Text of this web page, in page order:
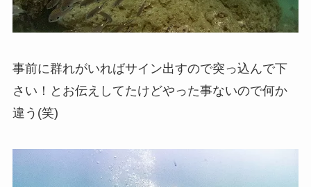
事前に群れがいればサイン出すので突っ込んで下
さい！とお伝えしてたけどやった事ないので何か
違う(笑)